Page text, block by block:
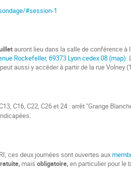
#session-1
auront lieu dans la salle de conférence à
Rockefeller, 69373 Lyon cedex 08 (map).
aussi y accéder à partir de la rue Volney
C16, C22, C26 et 24 : arrêt "Grange
ces deux journées sont ouvertes aux
maisobligatoire,en particulier pour le